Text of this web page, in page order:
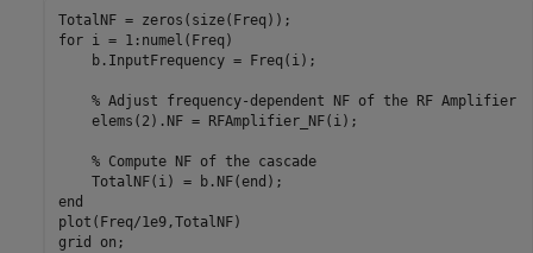
for i = 1:numel(Freq)
    b.InputFrequency = Freq(i);
% Adjust frequency-dependent NF of the RF Amplifier
    elems(2).NF = RFAmplifier_NF(i);
% Compute NF of the cascade
end
plot(Freq/1e9,TotalNF)
grid
on ;